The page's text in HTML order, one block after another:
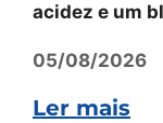
acidez e um
05/08/2026
Ler mais